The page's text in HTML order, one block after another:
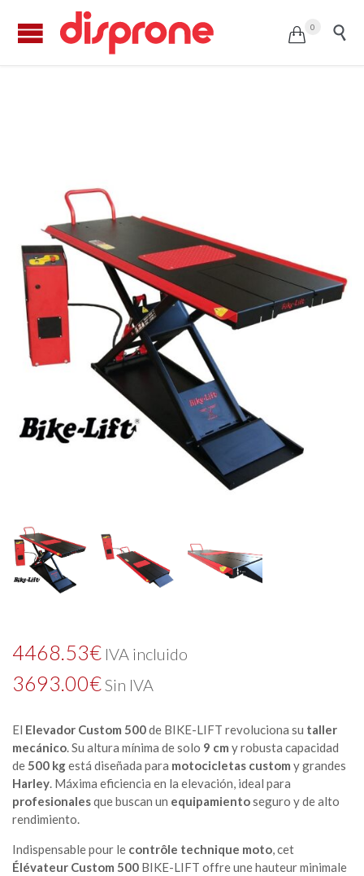
 0 
Elevador CUSTOM 500 de BIKE-LIFT
4468.53€ IVA incluido
3693.00€Sin IVA
El Elevador Custom 500de BIKE-LIFT revoluciona su taller
mecánico. Su altura mínima de solo 9 cm y robusta capacidad
de 500 kgestá diseñada para motocicletas custom y grandes
Harley. Máxima eficiencia en la elevación, ideal para
profesionalesque buscan un equipamientoseguro y de alto
rendimiento.
Indispensable pour le contrôle technique moto, cet
Élévateur Custom 500 BIKE-LIFT offre une hauteur minimale